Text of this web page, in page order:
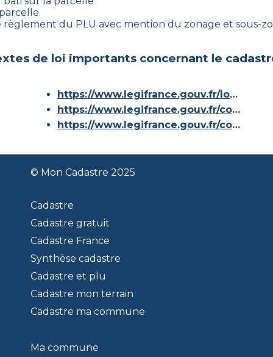
règlement du PLU avec mention du zonage et sous-
de loi importants concernant le
https://www.legifrance.gouv.fr/loda/id/JORFTEXT000000686267/
https://www.legifrance.gouv.fr/codes/article_lc/LEGIARTI000036588629/
https://www.legifrance.gouv.fr/codes/id/LEGISCTA000006180153/
© Mon Cadastre 2025
Cadastre
Cadastre gratuit
Cadastre France
Synthèse cadastre
Cadastre et plu
Cadastre mon terrain
Cadastre ma commune
Ma commune